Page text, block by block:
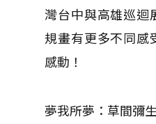
灣台中與高雄巡迴
規畫有更多不同感
感動！
夢我所夢：草間彌